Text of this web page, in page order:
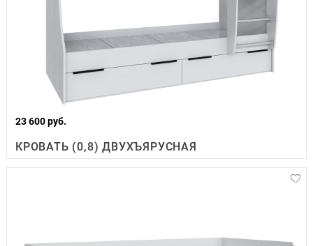
23 600 руб.
КРОВАТЬ (0,8) ДВУХЪЯРУСНАЯ